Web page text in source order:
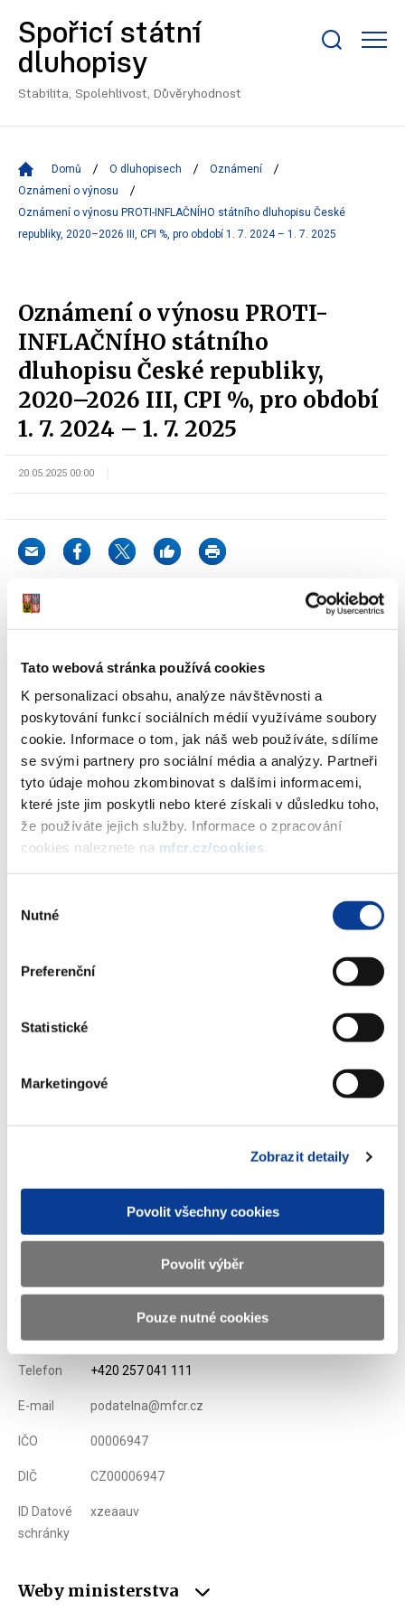
Tato webová stránka používá cookies
K personalizaci obsahu, analýze návštěvnosti a
poskytování funkcí sociálních médií využíváme soubory
cookie. Informace o tom, jak náš web používáte, sdílíme
se svými partnery pro sociální média a analýzy. Partneři
tyto údaje mohou zkombinovat s dalšími informacemi,
které jste jim poskytli nebo které získali v důsledku toho,
že používáte jejich služby. Informace o zpracování
cookies naleznete na mfcr.cz/cookies.
souhlasu
Nutné
Preferenční
Statistické
Marketingové
Zobrazit detaily
Povolit všechny cookies
Povolit výběr
Pouze nutné cookies
Spořicí státní
dluhopisy
Stabilita, Spolehlivost, Důvěryhodnost
Domů O dluhopisech
Oznámení
Oznámení o výnosu
Oznámení o výnosu PROTI-INFLAČNÍHO státního dluhopisu České
republiky, 2020–2026 III, CPI %, pro období 1. 7. 2024 – 1. 7. 2025
Oznámení o výnosu PROTI-
INFLAČNÍHO státního
dluhopisu České republiky,
2020–2026 III, CPI %, pro období
1. 7. 2024 – 1. 7. 2025
20.05.2025 00:00
K datu 1. 7. 2025 proběhne reinvestice výnosu PROTI-
CPI %, (ISIN CZ0001005904) za výnosové období 1. 7. 2024 – 1. 7.
6. 2025. Výnos dluhopisu činí 2,34941 % p. a.
Dokumenty ke stažení
Stáhnout vybrané (
Stáhnout vše
Ministerstvo financí ČR
Adresa
Telefon +420 257 041 111
E-mail podatelna@mfcr.cz
IČO 00006947
DIČ CZ00006947
ID Datové
schránky
xzeaauv
Weby ministerstva